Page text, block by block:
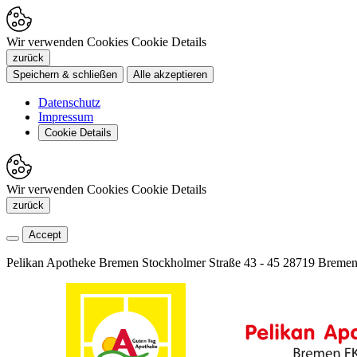
Wir verwenden Cookies Cookie Details
zurück
Speichern & schließen
Alle akzeptieren
Datenschutz
Impressum
Cookie Details
Wir verwenden Cookies Cookie Details
zurück
Accept
Pelikan Apotheke Bremen Stockholmer Straße 43 - 45 28719 Bremen